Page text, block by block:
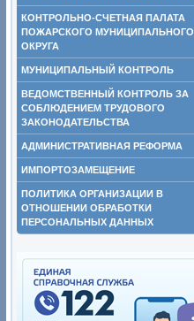
КОНТРОЛЬНО-СЧЕТНАЯ ПАЛАТА
ПОЖАРСКОГО МУНИЦИПАЛЬНОГО
ОКРУГА
МУНИЦИПАЛЬНЫЙ КОНТРОЛЬ
ВЕДОМСТВЕННЫЙ КОНТРОЛЬ ЗА
СОБЛЮДЕНИЕМ ТРУДОВОГО
ЗАКОНОДАТЕЛЬСТВА
АДМИНИСТРАТИВНАЯ РЕФОРМА
ИМПОРТОЗАМЕЩЕНИЕ
ПОЛИТИКА ОРГАНИЗАЦИИ В
ОТНОШЕНИИ ОБРАБОТКИ
ПЕРСОНАЛЬНЫХ ДАННЫХ